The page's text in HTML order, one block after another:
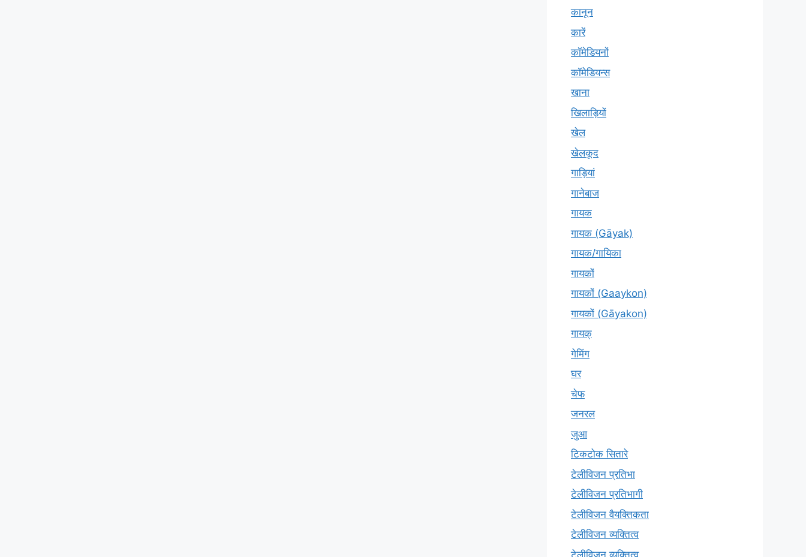
कानून
कारें
कॉमेडियनों
कॉमेडियन्स
खाना
खिलाड़ियों
खेल
खेलकूद
गाड़ियां
गानेबाज
गायक
गायक (Gāyak)
गायक/गायिका
गायकों
गायकों (Gaaykon)
गायकों (Gāyakon)
गायक्
गेमिंग
घर
चेफ
जनरल
जुआ
टिकटोक सितारे
टेलीविजन प्रतिभा
टेलीविजन प्रतिभागी
टेलीविजन वैयक्तिकता
टेलीविजन व्यक्तित्व
टेलीविज़न व्यक्तित्व